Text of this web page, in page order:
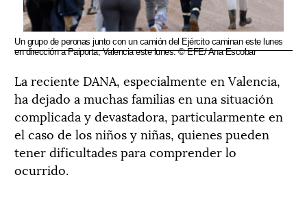
Un grupo de peronas junto con un camión del Ejército caminan este lunes
en dirección a Paiporta, Valencia este lunes. © EFE/ Ana Escobar
La reciente DANA, especialmente en Valencia,
ha dejado a muchas familias en una situación
complicada y devastadora, particularmente en
el caso de los niños y niñas, quienes pueden
tener dificultades para comprender lo
ocurrido.